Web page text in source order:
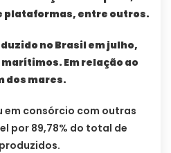
plataformas, entre outros.
no Brasil em julho,
Em relação ao
dos mares.
em consórcio com outras
por 89,78% do total de